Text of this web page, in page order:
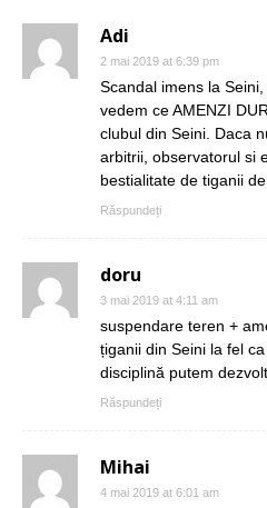
Adi
2 mai 2019 at 6:39 pm
Scandal imens la
vedem ce AMENZI
clubul din Seini. Daca
arbitrii, observatorul si
bestialitate de tiganii
Răspundeți
doru
3 mai 2019 at 4:11 am
suspendare teren +
țiganii din Seini la fel
disciplină putem
Răspundeți
Mihai
4 mai 2019 at 6:01 am